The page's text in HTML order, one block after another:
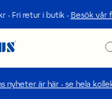
- Fri retur i butik - Besök vår
nyheter är här - se hela
/ valuta